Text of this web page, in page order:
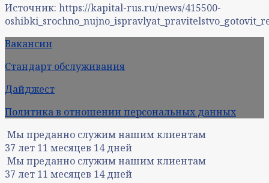
Источник: https://kapital-rus.ru/news/415500-
Вакансии
Стандарт обслуживания
Дайджест
Политика в отношении персональных данных
Мы преданно служим нашим клиентам
37 лет 11 месяцев 14дней
Мы преданно служим нашим клиентам
37 лет 11 месяцев 14дней